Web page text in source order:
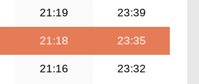
21:19 23:39
21:18 23:35
21:16 23:32